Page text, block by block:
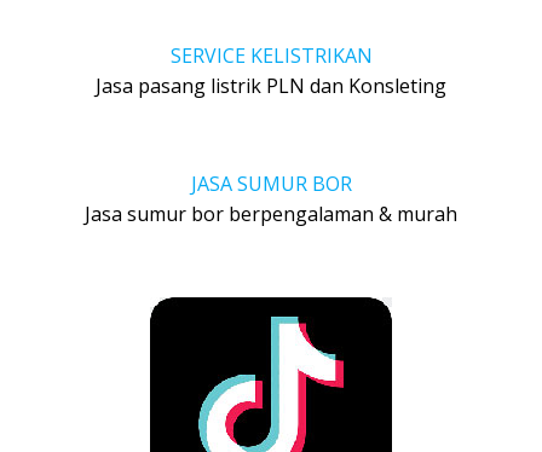
SERVICE KELISTRIKAN
Jasa pasang listrik PLN dan Konsleting
JASA SUMUR BOR
Jasa sumur bor berpengalaman & murah